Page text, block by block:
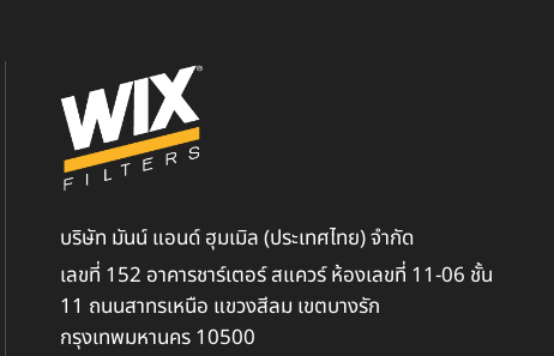
บริษัท มันน์ แอนด์ ฮุมเมิล (ประเทศไทย) จำกัด
เลขที่ 152 อาคารชาร์เตอร์ สแควร์ ห้องเลขที่ 11-06 ชั้น
11 ถนนสาทรเหนือ แขวงสีลม เขตบางรัก
กรุงเทพมหานคร 10500